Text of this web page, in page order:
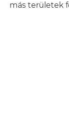
más területek